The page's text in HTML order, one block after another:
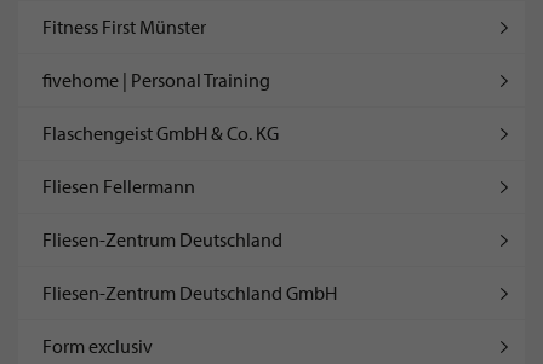
Fitness First Münster
fivehome | Personal Training
Flaschengeist GmbH & Co. KG
Fliesen Fellermann
Fliesen-Zentrum Deutschland
Fliesen-Zentrum Deutschland GmbH
Form exclusiv